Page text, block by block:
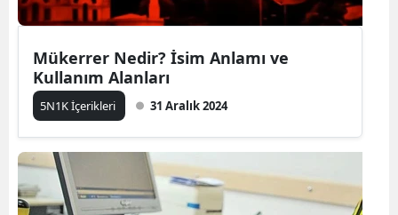
Mükerrer Nedir? İsim Anlamı ve
Kullanım Alanları
5N1K İçerikleri 31 Aralık 2024